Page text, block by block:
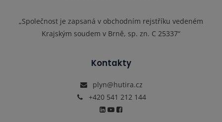
„Společnost je zapsaná v obchodním rejstříku vedeném
Krajským soudem v Brně, sp. zn. C 25337“
Kontakty
plyn@hutira.cz
+420 541 212 144